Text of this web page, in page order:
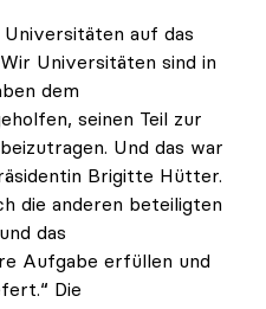
auf das
Universitäten sind in
dem
seinen Teil zur
Und das war
Brigitte Hütter.
die anderen beteiligten
das
Aufgabe erfüllen und
Die